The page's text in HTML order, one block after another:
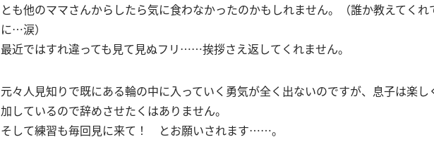
とも他のママさんからしたら気に食わなかったのかもしれません。（誰か教えてくれ
に…涙）
最近ではすれ違っても見て見ぬフリ……挨拶さえ返してくれません。
元々人見知りで既にある輪の中に入っていく勇気が全く出ないのですが、息子は楽し
加しているので辞めさせたくはありません。
そして練習も毎回見に来て！ とお願いされます……。